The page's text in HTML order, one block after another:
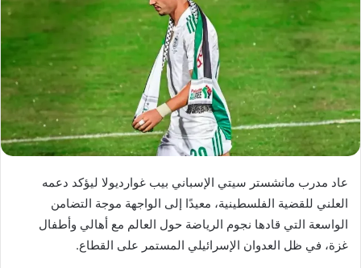
عاد مدرب مانشستر سيتي الإسباني بيب غوارديولا ليؤكد دعمه
العلني للقضية الفلسطينية، معيدًا إلى الواجهة موجة التضامن
الواسعة التي قادها نجوم الرياضة حول العالم مع أهالي وأطفال
غزة، في ظل العدوان الإسرائيلي المستمر على القطاع.